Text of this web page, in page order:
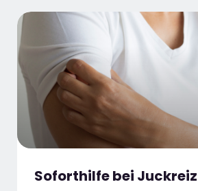
Soforthilfe bei Juckreiz